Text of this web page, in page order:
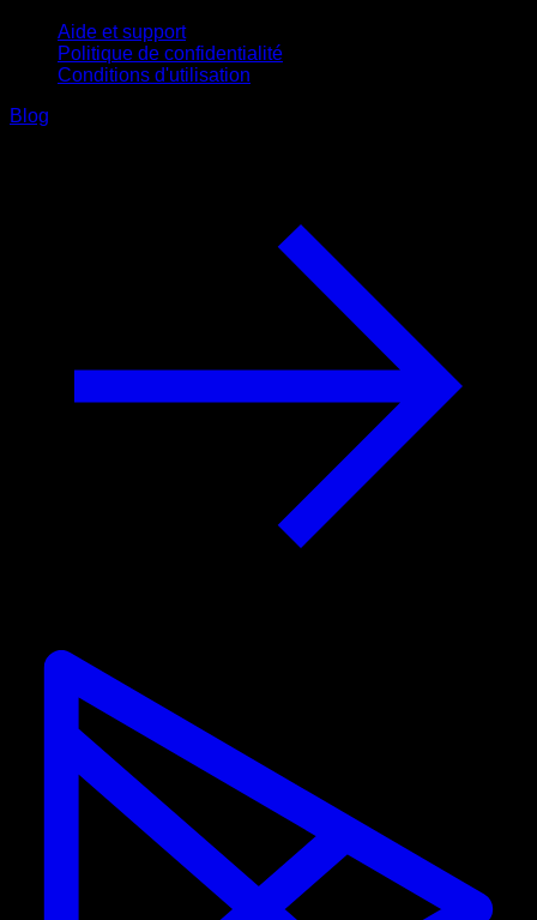
Aide et support
Politique de confidentialité
Conditions d'utilisation
Blog